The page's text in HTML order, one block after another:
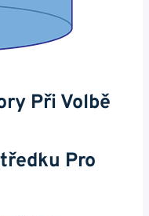
Při Volbě
Pro